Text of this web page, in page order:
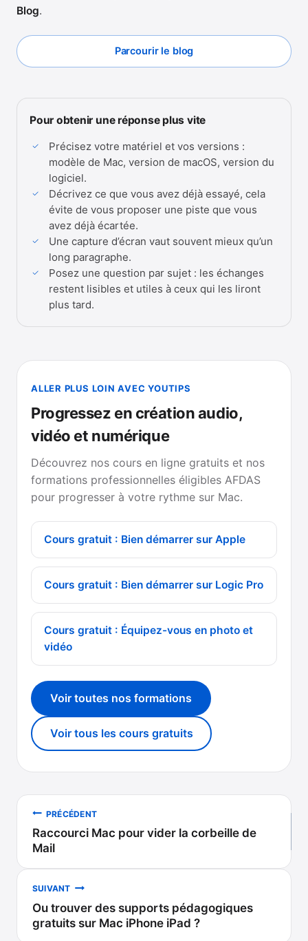
Blog.
Parcourir le blog
Pour obtenir une réponse plus vite
Précisez votre matériel et vos versions :
modèle de Mac, version de macOS, version du
logiciel.
Décrivez ce que vous avez déjà essayé, cela
évite de vous proposer une piste que vous
avez déjà écartée.
Une capture d’écran vaut souvent mieux qu’un
long paragraphe.
Posez une question par sujet : les échanges
restent lisibles et utiles à ceux qui les liront
plus tard.
ALLER PLUS LOIN AVEC YOUTIPS
Progressez en création audio,
vidéo et numérique
Découvrez nos cours en ligne gratuits et nos
formations professionnelles éligibles AFDAS
pour progresser à votre rythme sur Mac.
Cours gratuit : Bien démarrer sur Apple
Cours gratuit : Bien démarrer sur Logic Pro
Cours gratuit : Équipez-vous en photo et
vidéo
Voir toutes nos formations
Voir tous les cours gratuits
Navigation
de
l’article
PRÉCÉDENT
Raccourci Mac pour vider la corbeille de
Mail
SUIVANT
Ou trouver des supports pédagogiques
gratuits sur Mac iPhone iPad ?